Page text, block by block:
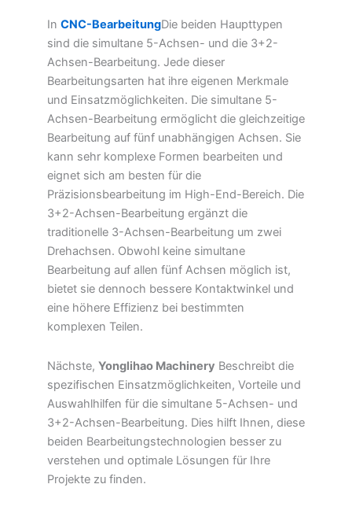
In CNC-BearbeitungDie beiden Haupttypen
sind die simultane 5-Achsen- und die 3+2-
Achsen-Bearbeitung. Jede dieser
Bearbeitungsarten hat ihre eigenen Merkmale
und Einsatzmöglichkeiten. Die simultane 5-
Achsen-Bearbeitung ermöglicht die gleichzeitige
Bearbeitung auf fünf unabhängigen Achsen. Sie
kann sehr komplexe Formen bearbeiten und
eignet sich am besten für die
Präzisionsbearbeitung im High-End-Bereich. Die
3+2-Achsen-Bearbeitung ergänzt die
traditionelle 3-Achsen-Bearbeitung um zwei
Drehachsen. Obwohl keine simultane
Bearbeitung auf allen fünf Achsen möglich ist,
bietet sie dennoch bessere Kontaktwinkel und
eine höhere Effizienz bei bestimmten
komplexen Teilen.
Nächste, Yonglihao Machinery Beschreibt die
spezifischen Einsatzmöglichkeiten, Vorteile und
Auswahlhilfen für die simultane 5-Achsen- und
3+2-Achsen-Bearbeitung. Dies hilft Ihnen, diese
beiden Bearbeitungstechnologien besser zu
verstehen und optimale Lösungen für Ihre
Projekte zu finden.